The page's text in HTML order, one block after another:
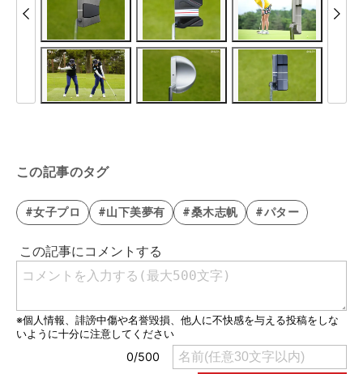
この記事のタグ
#女子プロ #山下美夢有 #桑木志帆 #パター